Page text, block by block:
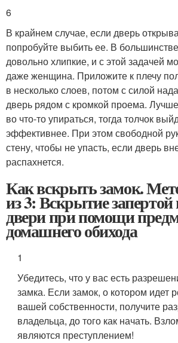
6
В крайнем случае, если дверь
попробуйте выбить ее. В
довольно хлипкие, и с этой задачей
даже женщина. Приложите к плечу
в несколько слоев, потом с силой
дверь рядом с кромкой проема.
во что-то упираться, тогда толчок
эффективнее. При этом свободной
стену, чтобы не упасть, если дверь
распахнется.
Как вскрыть замок.
из 3: Вскрытие запертой
двери при помощи
домашнего обихода
1
Убедитесь, что у вас есть
замка. Если замок, о котором идет
вашей собственности, получите
владельца, до того как начать.
являются преступлением!